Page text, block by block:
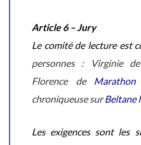
Article 6 – Jury
Le comité de lecture est
personnes : Virginie de
Florence de Marathon
chroniqueuse surBeltane
Les exigences sont les